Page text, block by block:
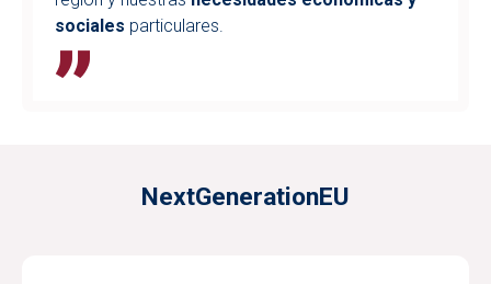
sociales particulares.
NextGenerationEU